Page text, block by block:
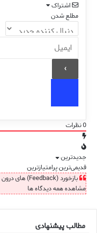
اشتراک
مطلع شدن
0نظرات
جدیدترین
قدیمی‌ترینپرامتیازترین
بازخورد (Feedback) های درون متنی
مشاهده همه دیدگاه ها
مطالب پیشنهادی